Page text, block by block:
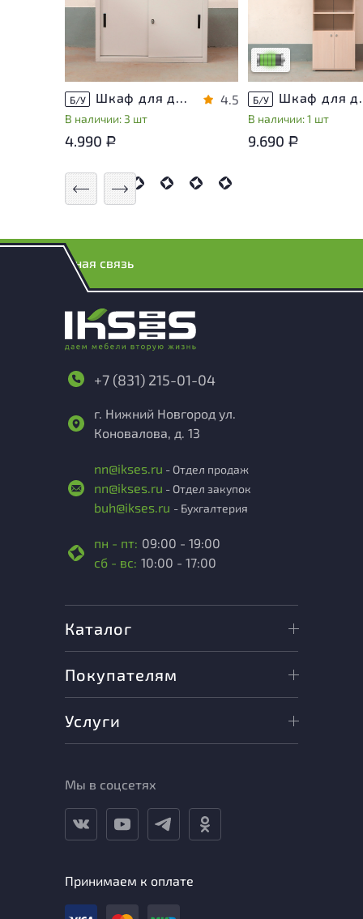
Б/У Шкаф для документов Металл
В наличии: 3 шт
4.5
4.990 Р
эксплуатации, не
использования
Низкая степень
Б/У Шкаф для
В наличии: 1 шт
9.690 Р
Обратная связь
+7 (831) 215-01-04
г. Нижний Новгород ул.
Коновалова, д. 13
nn@ikses.ru - Отдел продаж
nn@ikses.ru - Отдел закупок
buh@ikses.ru - Бухгалтерия
пн - пт: 09:00 - 19:00
сб - вс: 10:00 - 17:00
Каталог
Покупателям
Услуги
Мы в соцсетях
Принимаем к оплате